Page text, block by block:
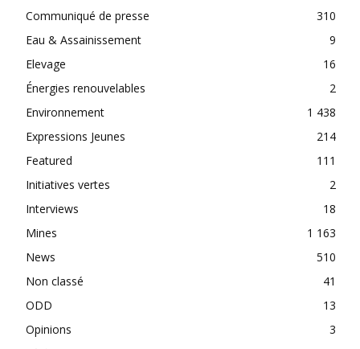
Communiqué de presse
310
Eau & Assainissement
9
Elevage
16
Énergies renouvelables
2
Environnement
1 438
Expressions Jeunes
214
Featured
111
Initiatives vertes
2
Interviews
18
Mines
1 163
News
510
Non classé
41
ODD
13
Opinions
3